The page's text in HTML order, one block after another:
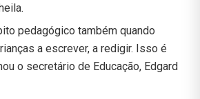
pedagógico também quando
a escrever, a redigir. Isso é
o secretário de Educação, Edgard